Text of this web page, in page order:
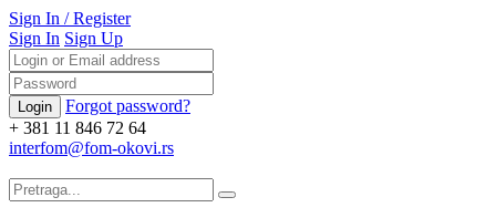
Sign In / Register
Sign In Sign Up
Forgot password?
+ 381 11 846 72 64
interfom@fom-okovi.rs